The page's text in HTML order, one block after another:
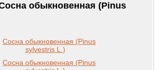
обыкновенная (Pinus